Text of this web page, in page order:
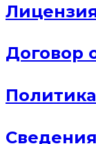
Договор